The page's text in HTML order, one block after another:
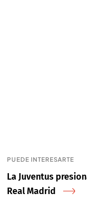
PUEDE INTERESARTE
La Juventus
Real Madrid